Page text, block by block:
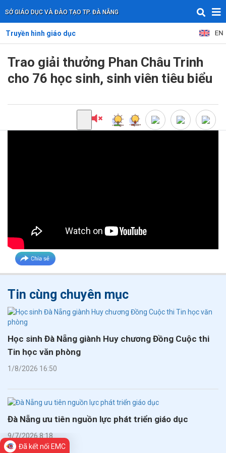
SỞ GIÁO DỤC VÀ ĐÀO TẠO TP. ĐÀ NẴNG
Truyền hình giáo dục
Trao giải thưởng Phan Châu Trinh
cho 76 học sinh, sinh viên tiêu biểu
Tin cùng chuyên mục
Học sinh Đà Nẵng giành Huy chương Đồng Cuộc thi
Tin học văn phòng
1/8/2026 16:50
Đà Nẵng ưu tiên nguồn lực phát triển giáo dục
9/7/2026 8:18
Đã kết nối EMC